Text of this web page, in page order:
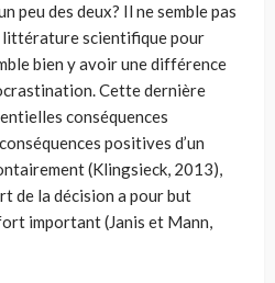
peu des deux? Il ne semble pas
littérature scientifique pour
bien y avoir une différence
Cette dernière
conséquences
positives d’un
(Klingsieck, 2013),
de la décision a pour but
important (Janis et Mann,